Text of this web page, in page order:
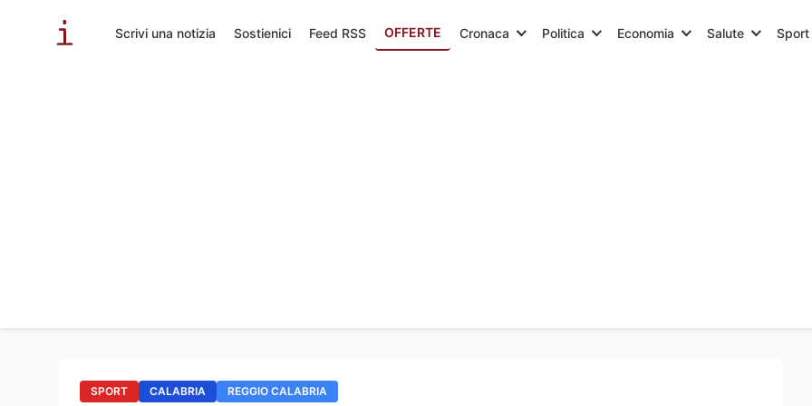
Scrivi una notizia Sostienici Feed RSS OFFERTE Cronaca Politica Economia Salute Sport
SPORT CALABRIA REGGIO CALABRIA